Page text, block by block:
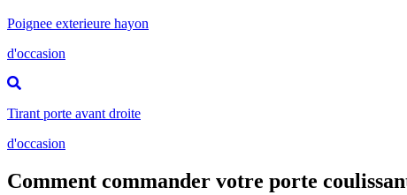
Poignee exterieure hayon
d'occasion
Tirant porte avant droite
d'occasion
Comment commander votre porte